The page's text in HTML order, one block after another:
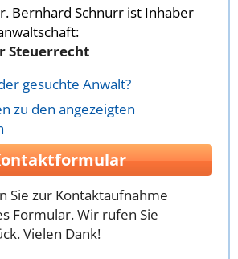
Bernhard Schnurr ist Inhaber
Steuerrecht
gesuchte Anwalt?
zu den angezeigten
Sie zur Kontaktaufnahme
Formular. Wir rufen Sie
Vielen Dank!